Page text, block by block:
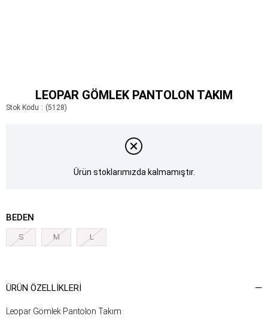
LEOPAR GÖMLEK PANTOLON TAKIM
Stok Kodu (5128)
Ürün stoklarımızda kalmamıştır.
BEDEN
S M L
ÜRÜN ÖZELLIKLERI
Leopar Gömlek Pantolon Takım